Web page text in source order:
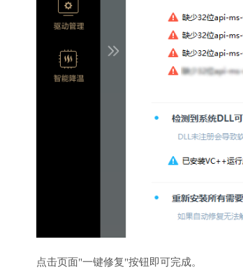
点击页面"一键修复"按钮即可完成。